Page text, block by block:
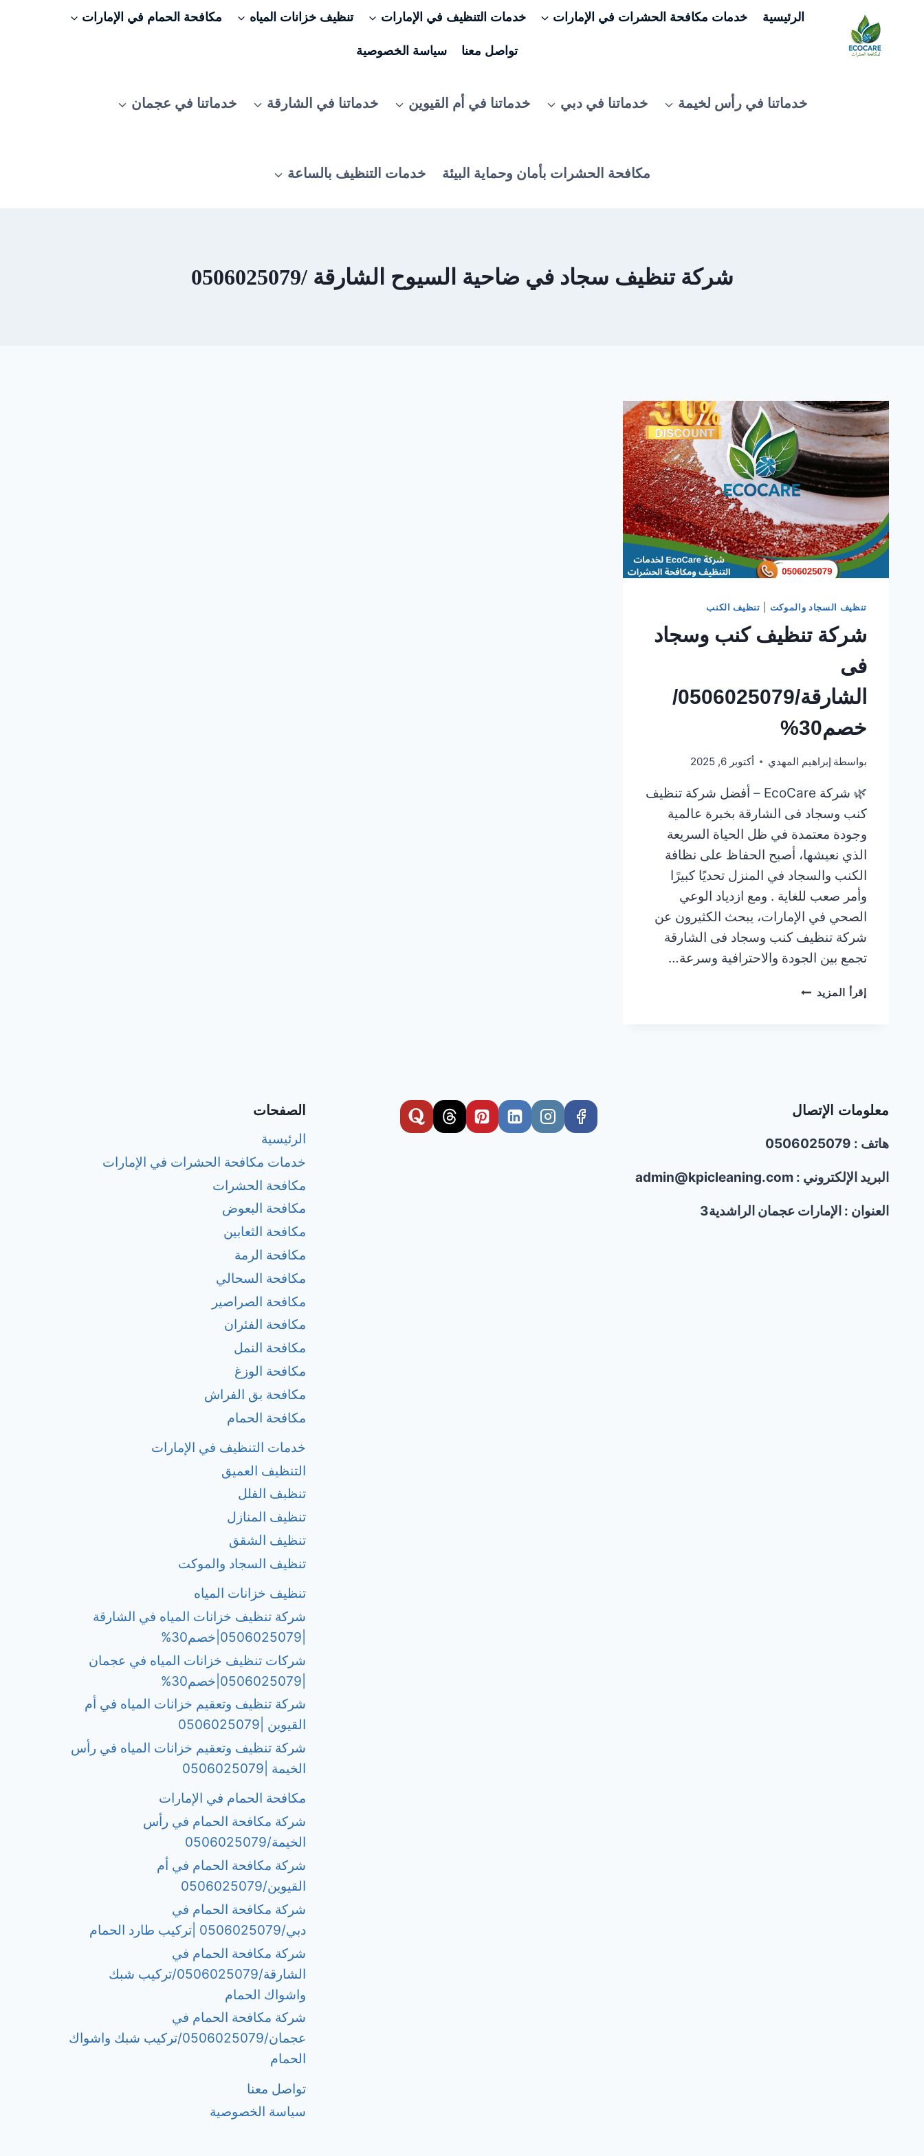
المحتوى
الرئيسية خدمات مكافحة الحشرات في الإمارات خدمات التنظيف في الإمارات تنظيف خزانات المياه مكافحة الحمام في الإمارات
تواصل معنا سياسة الخصوصية
خدماتنا في رأس لخيمة خدماتنا في دبي خدماتنا في أم القيوين خدماتنا في الشارقة خدماتنا في عجمان
مكافحة الحشرات بأمان وحماية البيئة خدمات التنظيف بالساعة
شركة تنظيف سجاد في ضاحية السيوح الشارقة /0506025079
تنظيف السجاد والموكت تنظيف الكنب
شركة تنظيف كنب وسجاد
فى
الشارقة/0506025079/
خصم30%
بواسطة إبراهيم المهدي أكتوبر 6, 2025
🌿 شركة EcoCare – أفضل شركة تنظيف
كنب وسجاد فى الشارقة بخبرة عالمية
وجودة معتمدة في ظل الحياة السريعة
الذي نعيشها، أصبح الحفاظ على نظافة
الكنب والسجاد في المنزل تحديًا كبيرًا
وأمر صعب للغاية . ومع ازدياد الوعي
الصحي في الإمارات، يبحث الكثيرون عن
شركة تنظيف كنب وسجاد فى الشارقة
تجمع بين الجودة والاحترافية وسرعة…
إقرأ المزيد شركة
معلومات الإتصال
هاتف : 0506025079
البريد الإلكتروني : admin@kpicleaning.com
العنوان : الإمارات عجمان الراشدية3
الصفحات
الرئيسية
خدمات مكافحة الحشرات في الإمارات
مكافحة الحشرات
مكافحة البعوض
مكافحة الثعابين
مكافحة الرمة
مكافحة السحالي
مكافحة الصراصير
مكافحة الفئران
مكافحة النمل
مكافحة الوزغ
مكافحة بق الفراش
مكافحة الحمام
خدمات التنظيف في الإمارات
التنظيف العميق
تنظبف الفلل
تنظيف المنازل
تنظيف الشقق
تنظيف السجاد والموكت
تنظيف خزانات المياه
شركة تنظيف خزانات المياه في الشارقة
شركات تنظيف خزانات المياه في عجمان
شركة تنظيف وتعقيم خزانات المياه في أم
القيوين |0506025079
شركة تنظيف وتعقيم خزانات المياه في رأس
الخيمة |0506025079
مكافحة الحمام في الإمارات
شركة مكافحة الحمام في رأس
الخيمة/0506025079
شركة مكافحة الحمام في أم
القيوين/0506025079
شركة مكافحة الحمام في
دبي/0506025079 |تركيب طارد الحمام
شركة مكافحة الحمام في
الشارقة/0506025079/تركيب شبك
واشواك الحمام
شركة مكافحة الحمام في
عجمان/0506025079/تركيب شبك واشواك
الحمام
تواصل معنا
سياسة الخصوصية